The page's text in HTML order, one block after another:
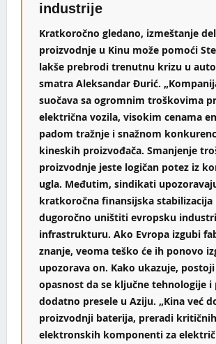
industrije
Kratkoročno gledano, izmeštanje
proizvodnje u Kinu može pomoći
lakše prebrodi trenutnu krizu u
smatra Aleksandar Đurić.
suočava sa ogromnim troškovima
električna vozila, visokim cenama
padom tražnje i snažnom
kineskih proizvođača. Smanjenje
proizvodnje jeste logičan potez iz
ugla. Međutim, sindikati
kratkoročna finansijska stabilizacija
dugoročno uništiti evropsku
infrastrukturu. Ako Evropa izgubi
znanje, veoma teško će ih ponovo
upozorava on. Kako ukazuje,
opasnost da se ključne tehnologije i
dodatno presele u Aziju. „Kina već
proizvodnji baterija, preradi
elektronskih komponenti za